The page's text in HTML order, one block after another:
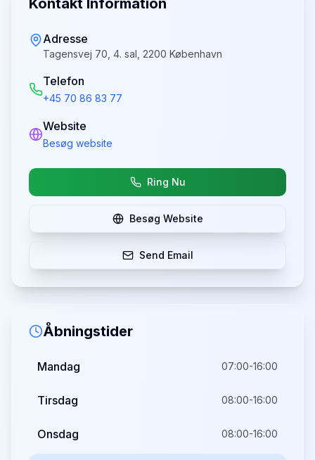
Kontakt Information
Adresse
Tagensvej 70, 4. sal, 2200 København
Telefon
+45 70 86 83 77
Website
Besøg website
Ring Nu
Besøg Website
Send Email
Åbningstider
Mandag 07:00-16:00
Tirsdag 08:00-16:00
Onsdag 08:00-16:00